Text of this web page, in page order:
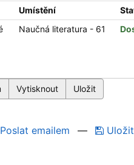
Umístění
Naučná literatura - 61
Poslat emailem —